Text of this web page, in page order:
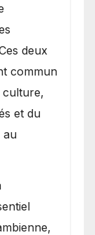
deux
commun
culture,
et du
au